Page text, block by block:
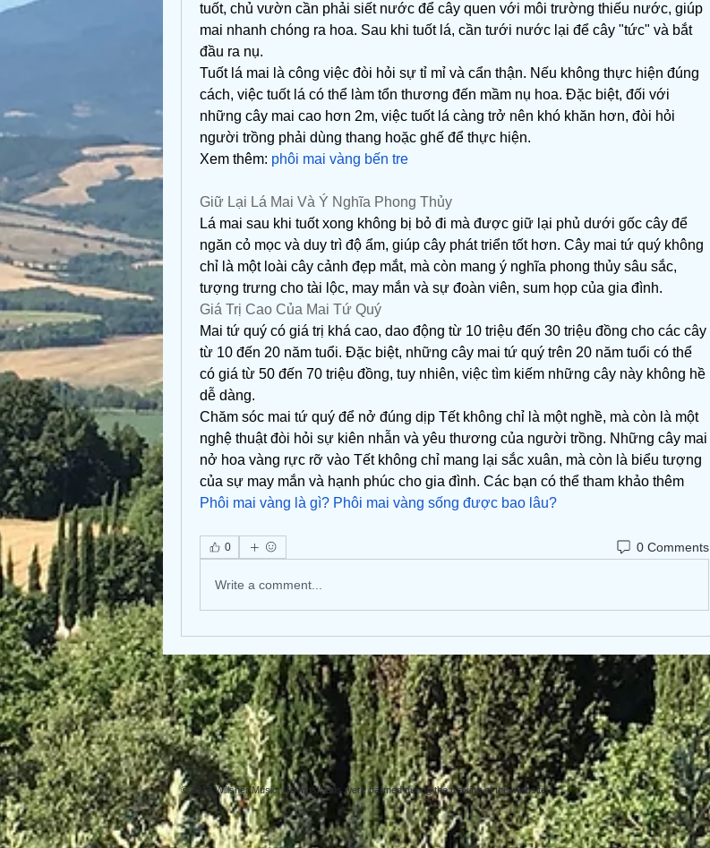
tuốt, chủ vườn cần phải siết nước để cây quen với môi trường thiếu nước, giúp
mai nhanh chóng ra hoa. Sau khi tuốt lá, cần tưới nước lại để cây "tức" và bắt
đầu ra nụ.
Tuốt lá mai là công việc đòi hỏi sự tỉ mỉ và cẩn thận. Nếu không thực hiện đúng
cách, việc tuốt lá có thể làm tổn thương đến mầm nụ hoa. Đặc biệt, đối với
những cây mai cao hơn 2m, việc tuốt lá càng trở nên khó khăn hơn, đòi hỏi
người trồng phải dùng thang hoặc ghế để thực hiện.
Xem thêm: phôi mai vàng bến tre
Giữ Lại Lá Mai Và Ý Nghĩa Phong Thủy
Lá mai sau khi tuốt xong không bị bỏ đi mà được giữ lại phủ dưới gốc cây để
ngăn cỏ mọc và duy trì độ ẩm, giúp cây phát triển tốt hơn. Cây mai tứ quý không
chỉ là một loài cây cảnh đẹp mắt, mà còn mang ý nghĩa phong thủy sâu sắc,
tượng trưng cho tài lộc, may mắn và sự đoàn viên, sum họp của gia đình.
Giá Trị Cao Của Mai Tứ Quý
Mai tứ quý có giá trị khá cao, dao động từ 10 triệu đến 30 triệu đồng cho các cây
từ 10 đến 20 năm tuổi. Đặc biệt, những cây mai tứ quý trên 20 năm tuổi có thể
có giá từ 50 đến 70 triệu đồng, tuy nhiên, việc tìm kiếm những cây này không hề
dễ dàng.
Chăm sóc mai tứ quý để nở đúng dịp Tết không chỉ là một nghề, mà còn là một
nghệ thuật đòi hỏi sự kiên nhẫn và yêu thương của người trồng. Những cây mai
nở hoa vàng rực rỡ vào Tết không chỉ mang lại sắc xuân, mà còn là biểu tượng
Phôi mai vàng là gì? Phôi mai vàng sống được bao lâu?
0 0 Comments
Write a comment...
© 2013 Willsher Music. No musicians were harmed during the making of this website.